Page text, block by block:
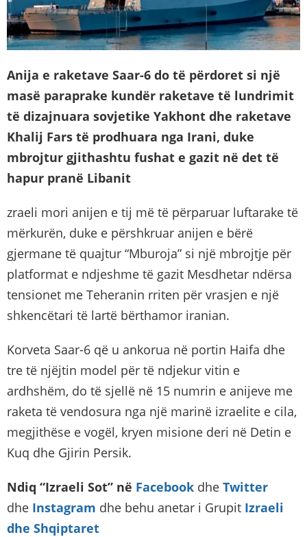
Anija e raketave Saar-6 do të përdoret si një
masë paraprake kundër raketave të lundrimit
të dizajnuara sovjetike Yakhont dhe raketave
Khalij Fars të prodhuara nga Irani, duke
mbrojtur gjithashtu fushat e gazit në det të
hapur pranë Libanit
zraeli mori anijen e tij më të përparuar luftarake të
mërkurën, duke e përshkruar anijen e bërë
gjermane të quajtur “Mburoja” si një mbrojtje për
platformat e ndjeshme të gazit Mesdhetar ndërsa
tensionet me Teheranin rriten për vrasjen e një
shkencëtari të lartë bërthamor iranian.
Korveta Saar-6 që u ankorua në portin Haifa dhe
tre të njëjtin model për të ndjekur vitin e
ardhshëm, do të sjellë në 15 numrin e anijeve me
raketa të vendosura nga një marinë izraelite e cila,
megjithëse e vogël, kryen misione deri në Detin e
Kuq dhe Gjirin Persik.
Ndiq “Izraeli Sot” në Facebook dhe Twitter
dhe Instagram dhe behu anetar i Grupit Izraeli
dhe Shqiptaret